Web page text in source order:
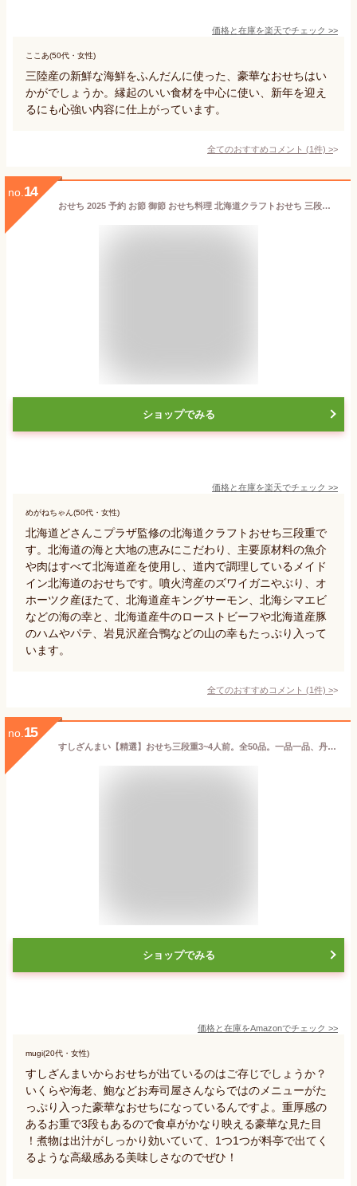
価格と在庫を楽天でチェック >>
ここあ(50代・女性)
三陸産の新鮮な海鮮をふんだんに使った、豪華なおせちはい
かがでしょうか。縁起のいい食材を中心に使い、新年を迎え
るにも心強い内容に仕上がっています。
全てのおすすめコメント (1件) >
no. 14
おせち 2025 予約 お節 御節 おせち料理 北海道クラフトおせち 三段重（3〜4人前）3人前 4人前 3段 三段 32品目 冷凍 和洋 お歳暮 リンベル 公式ショップ 送料無料
ショップでみる
価格と在庫を楽天でチェック >>
めがねちゃん(50代・女性)
北海道どさんこプラザ監修の北海道クラフトおせち三段重で
す。北海道の海と大地の恵みにこだわり、主要原材料の魚介
や肉はすべて北海道産を使用し、道内で調理しているメイド
イン北海道のおせちです。噴火湾産のズワイガニやぶり、オ
ホーツク産ほたて、北海道産キングサーモン、北海シマエビ
などの海の幸と、北海道産牛のローストビーフや北海道産豚
のハムやパテ、岩見沢産合鴨などの山の幸もたっぷり入って
います。
全てのおすすめコメント (1件) >
no. 15
すしざんまい【精選】おせち三段重3~4人前。全50品。一品一品、丹精込めてつくりました。重厚感のある三段重。専用の箱に梱包してお届けします。お世話になった方への贈答品としても喜ばれます。
ショップでみる
価格と在庫をAmazonでチェック >>
mugi(20代・女性)
すしざんまいからおせちが出ているのはご存じでしょうか？
いくらや海老、鮑などお寿司屋さんならではのメニューがた
っぷり入った豪華なおせちになっているんですよ。重厚感の
あるお重で3段もあるので食卓がかなり映える豪華な見た目
！煮物は出汁がしっかり効いていて、1つ1つが料亭で出てく
るような高級感ある美味しさなのでぜひ！